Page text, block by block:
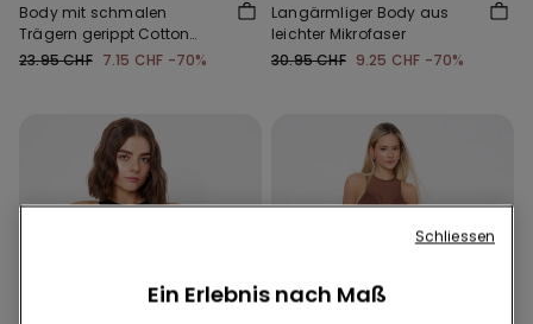
Body mit schmalen
Trägern gerippt Cotton
Cutie
23.95 CHF 7.15 CHF -70%
Langärmliger Body aus
leichter Mikrofaser
30.95 CHF 9.25 CHF -70%
Ein Erlebnis nach Maß
Schliessen